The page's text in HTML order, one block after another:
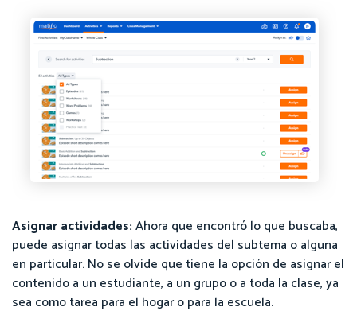
Asignar actividades:Ahora que encontró lo que buscaba,
puede asignar todas las actividades del subtema o alguna
en particular. No se olvide que tiene la opción de asignar el
contenido a un estudiante, a un grupo o a toda la clase, ya
sea como tarea para el hogar o para la escuela.